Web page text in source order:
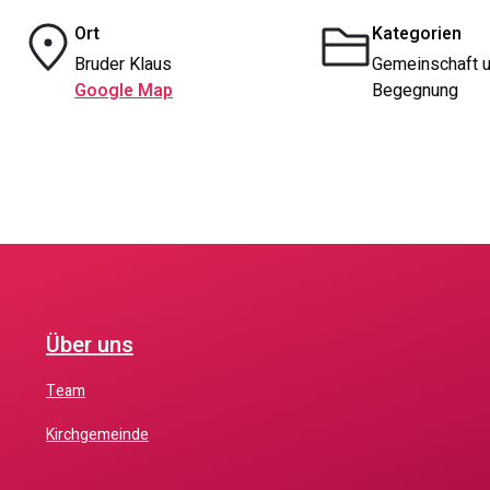
Ort
Bruder Klaus
Google Map
Kategorien
Gemeinschaft
Begegnung
Über uns
Team
Kirchgemeinde